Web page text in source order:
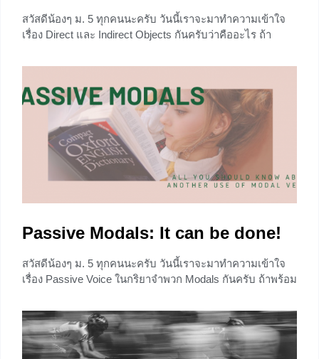
สวัสดีน้องๆ ม. 5 ทุกคนนะครับ วันนี้เราจะมาทำความเข้าใจ
เรื่อง Direct และ Indirect Objects กันครับว่าคืออะไร ถ้า
Passive Modals: It can be done!
สวัสดีน้องๆ ม. 5 ทุกคนนะครับ วันนี้เราจะมาทำความเข้าใจ
เรื่อง Passive Voice ในกริยาจำพวก Modals กันครับ ถ้าพร้อม
+2